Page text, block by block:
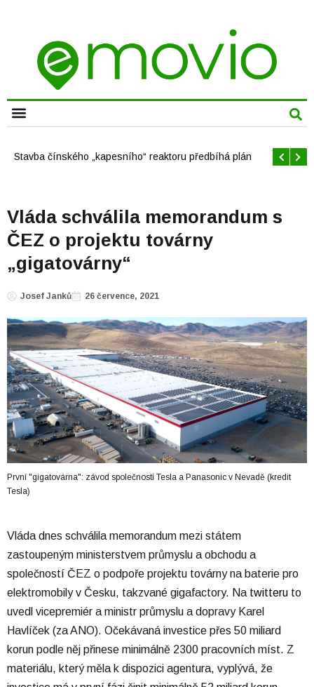
Offshore větrné elektrárny v USA se mají brzy rozrůst
Vláda schválila memorandum s
ČEZ o projektu továrny
„gigatovárny“
Josef Janků 26 července, 2021
První "gigatovárna": závod společností Tesla a Panasonic v Nevadě (kredit
Tesla)
Vláda dnes schválila memorandum mezi státem
zastoupeným ministerstvem průmyslu a obchodu a
společností ČEZ o podpoře projektu továrny na baterie pro
elektromobily v Česku, takzvané gigafactory. Na twitteru to
uvedl vicepremiér a ministr průmyslu a dopravy Karel
Havlíček (za ANO). Očekávaná investice přes 50 miliard
korun podle něj přinese minimálně 2300 pracovních míst. Z
materiálu, který měla k dispozici agentura, vyplývá, že